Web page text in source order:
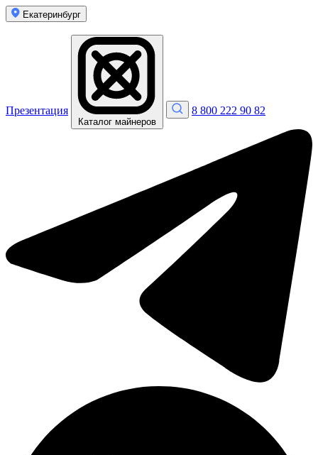
Екатеринбург
Презентация
Каталог майнеров
8 800 222 90 82